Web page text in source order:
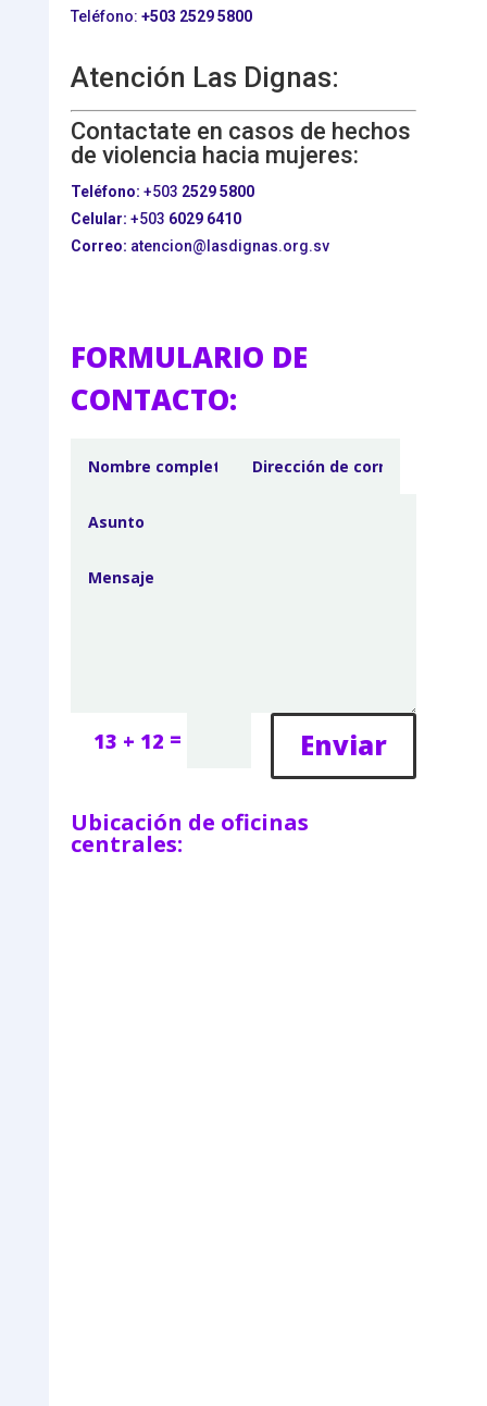
Teléfono: +503 2529 5800
Atención Las Dignas:
Contactate en casos de hechos
de violencia hacia mujeres:
Teléfono: +503 2529 5800
Celular: +503 6029 6410
Correo: atencion@lasdignas.org.sv
FORMULARIO DE
CONTACTO:
13 + 12 = Enviar
Ubicación de oficinas
centrales: